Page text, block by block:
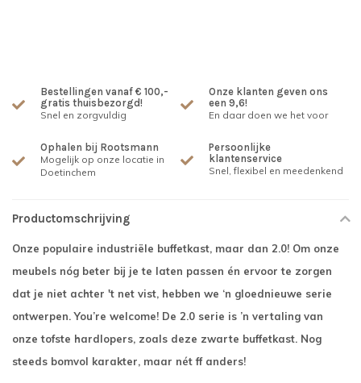
Bestellingen vanaf € 100,-
gratis thuisbezorgd!
Snel en zorgvuldig
Onze klanten geven ons
een 9,6!
En daar doen we het voor
Ophalen bij Rootsmann
Mogelijk op onze locatie in
Doetinchem
Persoonlijke
klantenservice
Snel, flexibel en meedenkend
Productomschrijving
Onze populaire industriële buffetkast, maar dan 2.0! Om onze
meubels nóg beter bij je te laten passen én ervoor te zorgen
dat je niet achter 't net vist, hebben we ‘n gloednieuwe serie
ontwerpen. You’re welcome! De 2.0 serie is ’n vertaling van
onze tofste hardlopers, zoals deze zwarte buffetkast. Nog
steeds bomvol karakter, maar nét ff anders!